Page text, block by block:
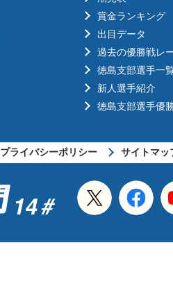
賞金ランキング
出目データ
過去の優勝戦レ
徳島支部選手一
新人選手紹介
徳島支部選手優
プライバシーポリシー サイトマッ